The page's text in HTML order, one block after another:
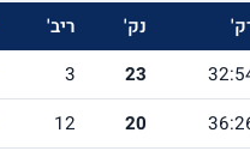
נק' ריב'
23
3
20
12